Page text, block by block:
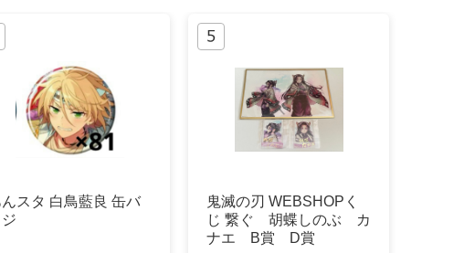
んスタ 白鳥藍良 缶バ
鬼滅の刃 WEBSHOPく
じ 繋ぐ 胡蝶しのぶ カ
ナエ B賞 D賞